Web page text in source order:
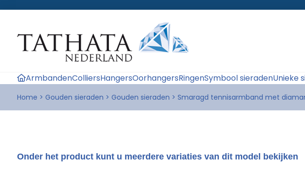
ArmbandenColliersHangersOorhangersRingenSymbool sieradenUnieke
Home > Gouden sieraden > Gouden sieraden > Smaragd tennisarmband met
Onder het product kunt u meerdere variaties van dit model bekijken